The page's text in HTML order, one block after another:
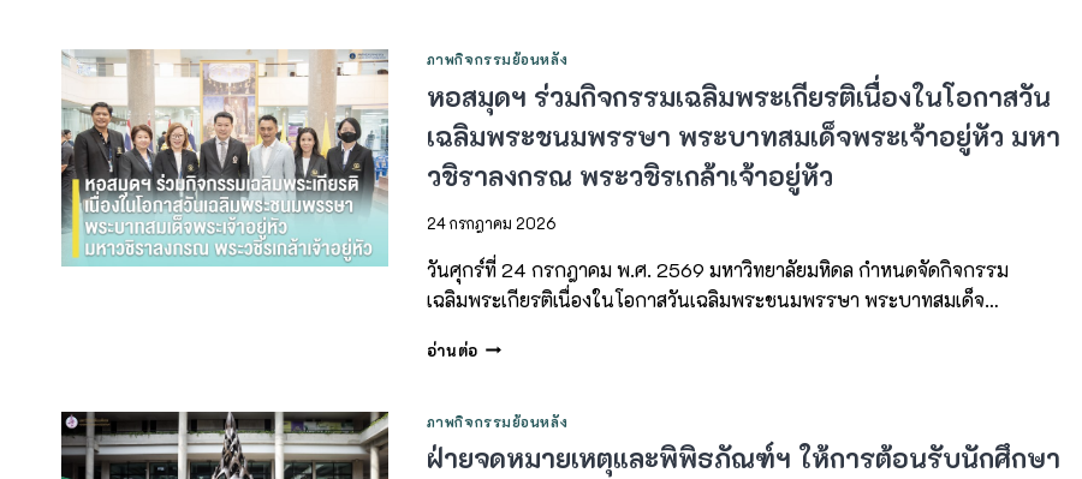
ภาพกิจกรรมย้อนหลัง
หอสมุดฯ ร่วมกิจกรรมเฉลิมพระเกียรติเนื่องในโอกาสวัน
เฉลิมพระชนมพรรษา พระบาทสมเด็จพระเจ้าอยู่หัว มหา
วชิราลงกรณ พระวชิรเกล้าเจ้าอยู่หัว
24 กรกฎาคม 2026
วันศุกร์ที่ 24 กรกฎาคม พ.ศ. 2569 มหาวิทยาลัยมหิดล กำหนดจัดกิจกรรม
เฉลิมพระเกียรติเนื่องในโอกาสวันเฉลิมพระชนมพรรษา พระบาทสมเด็จ…
อ่านต่อ
ภาพกิจกรรมย้อนหลัง
ฝ่ายจดหมายเหตุและพิพิธภัณฑ์ฯ ให้การต้อนรับนักศึกษา